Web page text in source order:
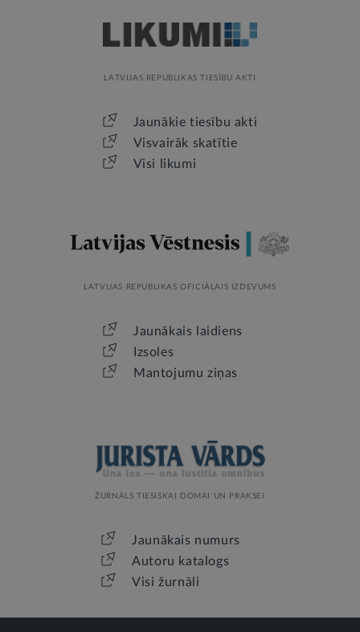
LATVIJAS REPUBLIKAS TIESĪBU AKTI
Jaunākie tiesību akti
Visvairāk skatītie
Visi likumi
LATVIJAS REPUBLIKAS OFICIĀLAIS IZDEVUMS
Jaunākais laidiens
Izsoles
Mantojumu ziņas
ŽURNĀLS TIESISKAI DOMAI UN PRAKSEI
Jaunākais numurs
Autoru katalogs
Visi žurnāli